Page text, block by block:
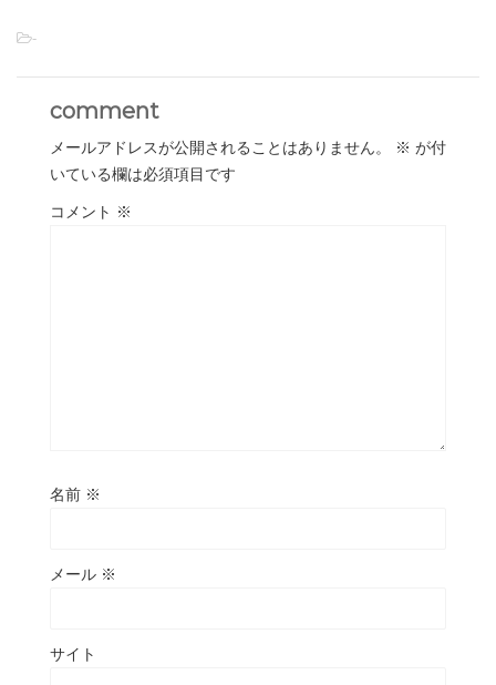
-
comment
メールアドレスが公開されることはありません。 ※ が付
いている欄は必須項目です
コメント ※
名前 ※
メール ※
サイト